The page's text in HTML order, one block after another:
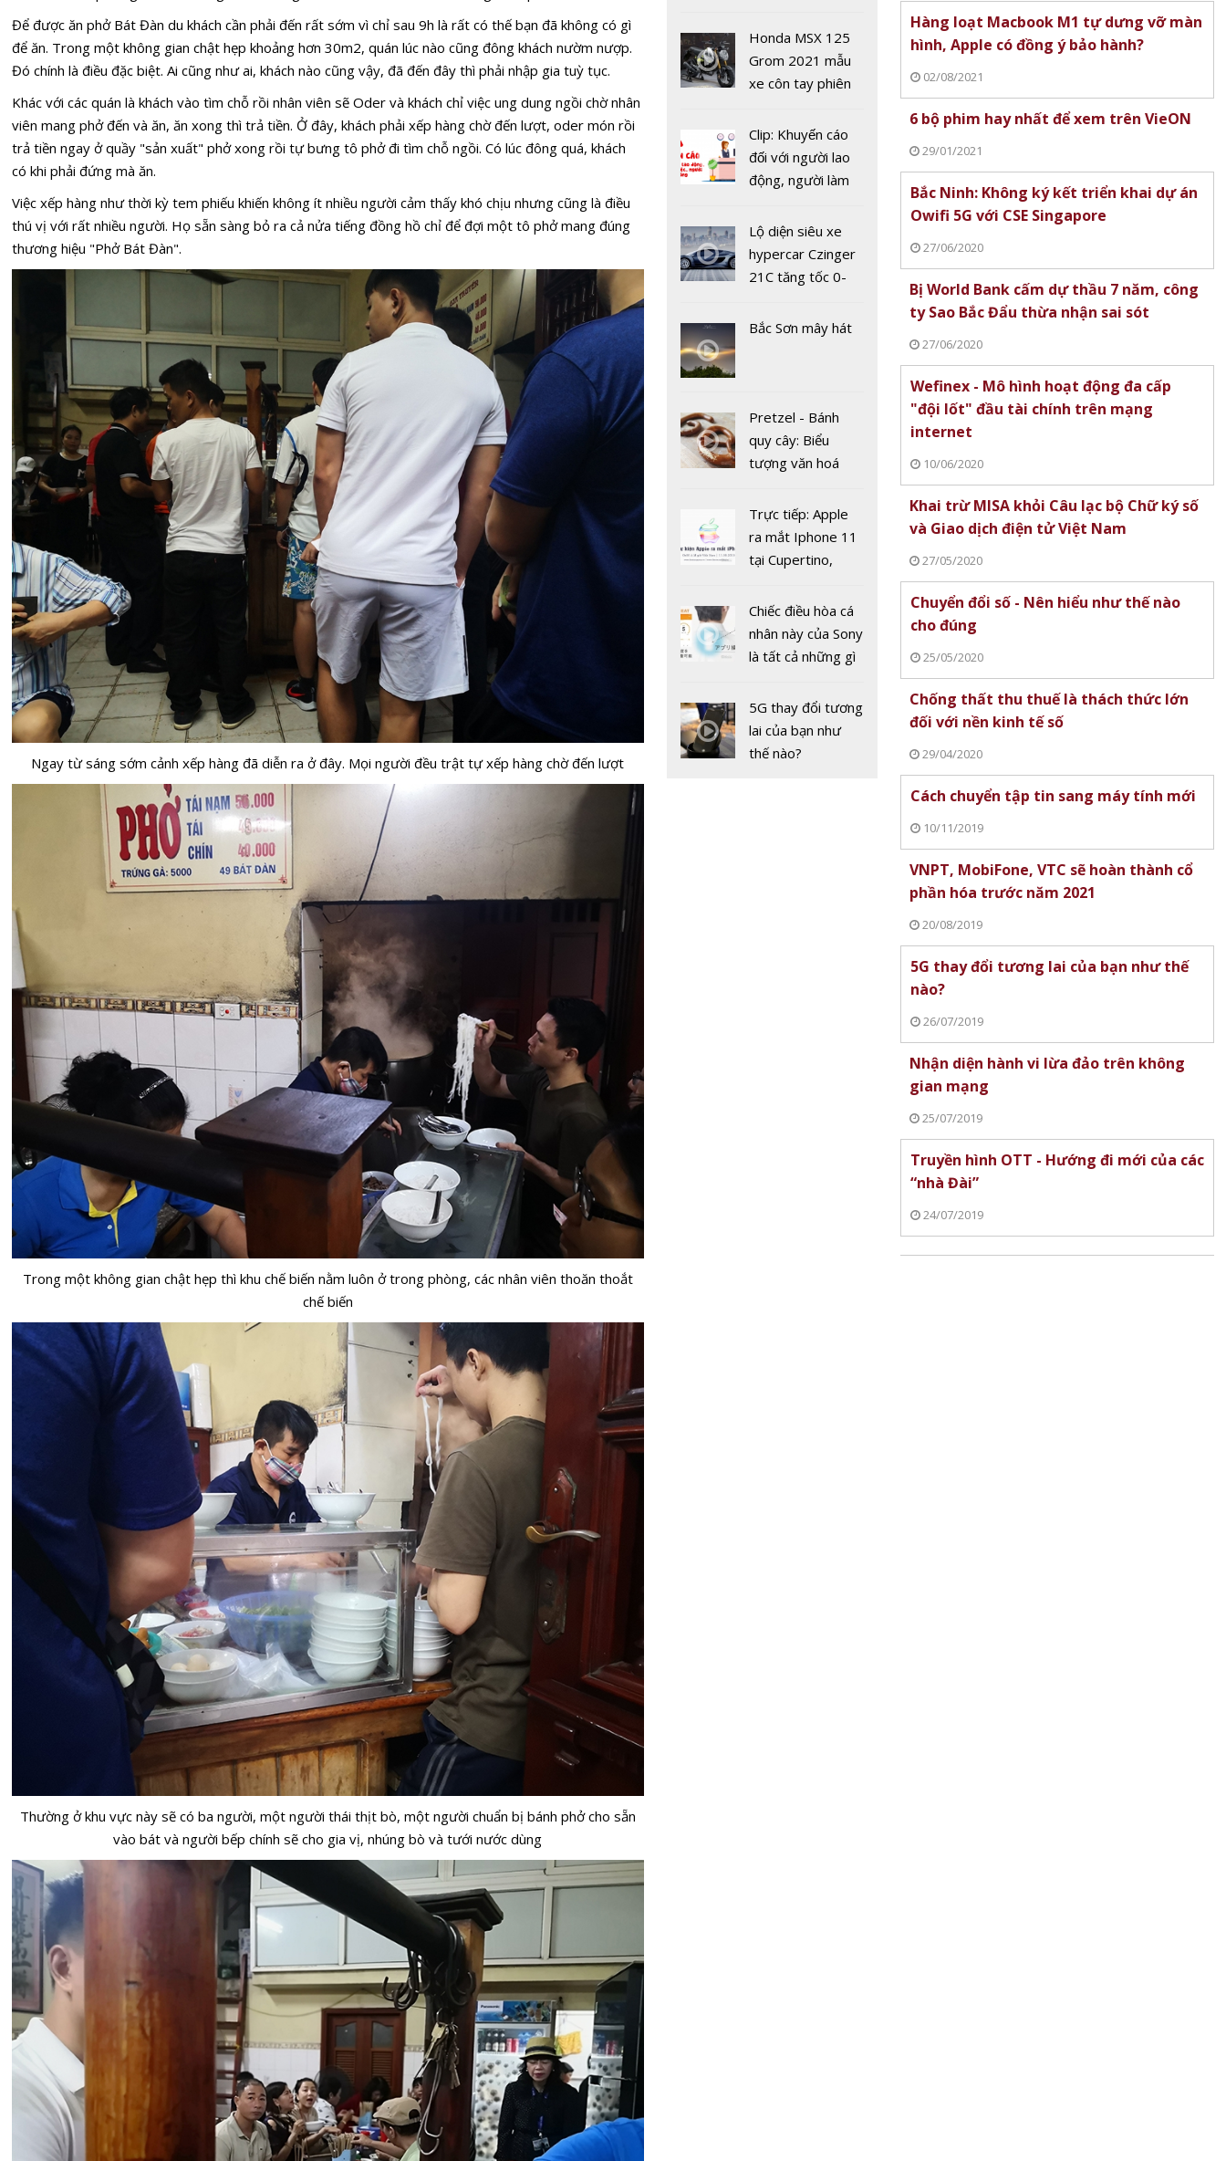
Để được ăn phở Bát Đàn du khách cần phải đến rất sớm vì chỉ sau 9h là rất có thế bạn đã không có gì
để ăn. Trong một không gian chật hẹp khoảng hơn 30m2, quán lúc nào cũng đông khách nườm nượp.
Đó chính là điều đặc biệt. Ai cũng như ai, khách nào cũng vậy, đã đến đây thì phải nhập gia tuỳ tục.
Khác với các quán là khách vào tìm chỗ rồi nhân viên sẽ Oder và khách chỉ việc ung dung ngồi chờ nhân
viên mang phở đến và ăn, ăn xong thì trả tiền. Ở đây, khách phải xếp hàng chờ đến lượt, oder món rồi
trả tiền ngay ở quầy "sản xuất" phở xong rồi tự bưng tô phở đi tìm chỗ ngồi. Có lúc đông quá, khách
có khi phải đứng mà ăn.
Việc xếp hàng như thời kỳ tem phiếu khiến không ít nhiều người cảm thấy khó chịu nhưng cũng là điều
thú vị với rất nhiều người. Họ sẵn sàng bỏ ra cả nửa tiếng đồng hồ chỉ để đợi một tô phở mang đúng
thương hiệu "Phở Bát Đàn".
Ngay từ sáng sớm cảnh xếp hàng đã diễn ra ở đây. Mọi người đều trật tự xếp hàng chờ đến lượt
Trong một không gian chật hẹp thì khu chế biến nằm luôn ở trong phòng, các nhân viên thoăn thoắt
chế biến
Thường ở khu vực này sẽ có ba người, một người thái thịt bò, một người chuẩn bị bánh phở cho sẵn
vào bát và người bếp chính sẽ cho gia vị, nhúng bò và tưới nước dùng
Đón mùa đông
Đặc sản của người
Tràng An
Điệp Sơn - Điểm
đến hấp dẫn với
dù là người khó
tính nhất
chưa đến 40 nghìn
USD
Honda MSX 125
Grom 2021 mẫu
xe côn tay phiên
Clip: Khuyến cáo
đối với người lao
động, người làm
hàng tại khu dịch
vụ trong dịch
Covid-19
Lộ diện siêu xe
hypercar Czinger
21C tăng tốc 0-
2 giây
Bắc Sơn mây hát
Pretzel - Bánh
quy cây: Biểu
tượng văn hoá
tranh cãi về nguồn
gốc
Trực tiếp: Apple
ra mắt Iphone 11
tại Cupertino,
Chiếc điều hòa cá
nhân này của Sony
là tất cả những gì
sót qua mùa hè
nóng nực
5G thay đổi tương
lai của bạn như
thế nào?
Hàng loạt Macbook M1 tự dưng vỡ màn
hình, Apple có đồng ý bảo hành?
02/08/2021
6 bộ phim hay nhất để xem trên VieON
29/01/2021
Bắc Ninh: Không ký kết triển khai dự án
Owifi 5G với CSE Singapore
27/06/2020
Bị World Bank cấm dự thầu 7 năm, công
ty Sao Bắc Đẩu thừa nhận sai sót
27/06/2020
Wefinex - Mô hình hoạt động đa cấp
"đội lốt" đầu tài chính trên mạng
internet
10/06/2020
Khai trừ MISA khỏi Câu lạc bộ Chữ ký số
và Giao dịch điện tử Việt Nam
27/05/2020
Chuyển đổi số - Nên hiểu như thế nào
cho đúng
25/05/2020
Chống thất thu thuế là thách thức lớn
đối với nền kinh tế số
29/04/2020
Cách chuyển tập tin sang máy tính mới
10/11/2019
VNPT, MobiFone, VTC sẽ hoàn thành cổ
phần hóa trước năm 2021
20/08/2019
5G thay đổi tương lai của bạn như thế
nào?
26/07/2019
Nhận diện hành vi lừa đảo trên không
gian mạng
25/07/2019
Truyền hình OTT - Hướng đi mới của các
“nhà Đài”
24/07/2019